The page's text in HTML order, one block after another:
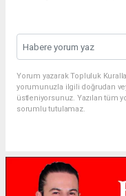
Yorum yazarak Topluluk
yorumunuzla ilgili doğrudan
üstleniyorsunuz. Yazılan tüm
sorumlu tutulamaz.